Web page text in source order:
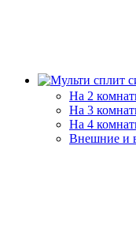
На 2
На 3
На 4
Внешние и